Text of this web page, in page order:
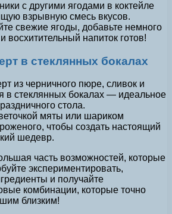
с другими ягодами в коктейле
взрывную смесь вкусов.
свежие ягоды, добавьте немного
восхитительный напиток готов!
в стеклянных бокалах
из черничного пюре, сливок и
в стеклянных бокалах — идеальное
стола.
мяты или шариком
чтобы создать настоящий
шедевр.
часть возможностей, которые
экспериментировать,
и получайте
комбинации, которые точно
близким!